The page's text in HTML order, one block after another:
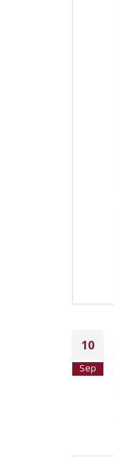
10
Sep